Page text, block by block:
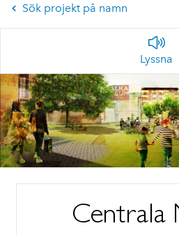
Sök projekt på namn
Lyssna
Centrala